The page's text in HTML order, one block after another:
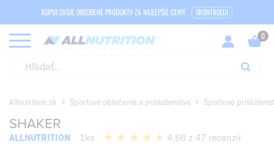
KUPUJ SVOJE OBĽÚBENÉ PRODUKTY ZA NAJLEPŠIE CENY! SKONTROLUJ
Allnutrition.sk Športové oblečenie a príslušenstvo Športové
SHAKER
ALLNUTRITION 1ks 4,68 z 47 recenzií